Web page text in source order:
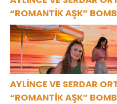
“ROMANTİK AŞK”
AYLİNCE VE SERDAR
“ROMANTİK AŞK”